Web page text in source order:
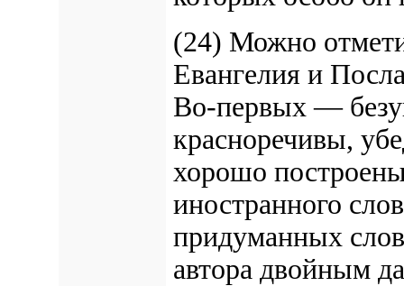
(24) Можно
Евангелия и
Во-первых —
красноречивы,
хорошо
иностранного
придуманных
автора двойным